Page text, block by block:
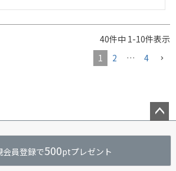
40件中 1-10件表示
1
2 … 4
ジト
へ
会員登録で500ptプレゼント